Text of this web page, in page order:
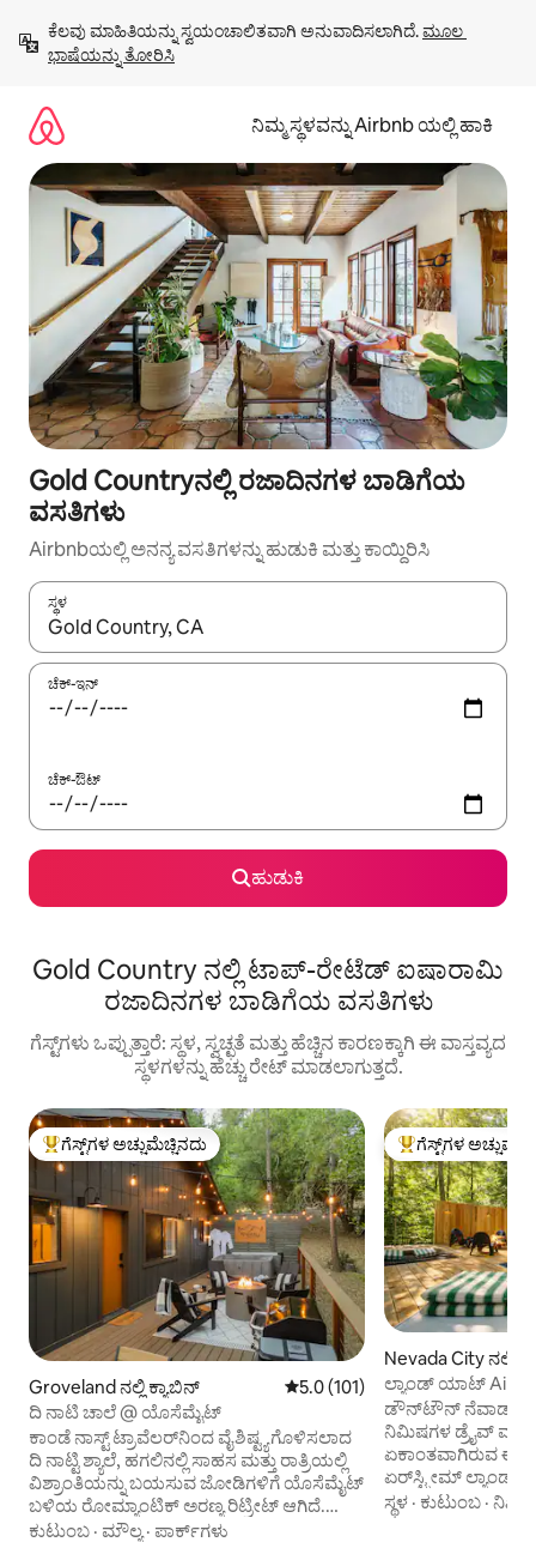
ಹೋಗಿ
ಕೆಲವು ಮಾಹಿತಿಯನ್ನು ಸ್ವಯಂಚಾಲಿತವಾಗಿ ಅನುವಾದಿಸಲಾಗಿದೆ. ಮೂಲ
ಭಾಷೆಯನ್ನು ತೋರಿಸಿ
ನಿಮ್ಮ ಸ್ಥಳವನ್ನು Airbnb ಯಲ್ಲಿ ಹಾಕಿ
Gold Countryನಲ್ಲಿ ರಜಾದಿನಗಳ ಬಾಡಿಗೆಯ
ವಸತಿಗಳು
Airbnbಯಲ್ಲಿ ಅನನ್ಯ ವಸತಿಗಳನ್ನು ಹುಡುಕಿ ಮತ್ತು ಕಾಯ್ದಿರಿಸಿ
ಸ್ಥಳ
ಫಲಿತಾಂಶಗಳು ಲಭ್ಯವಿರುವಾಗ, ಅಪ್ ಮತ್ತು ಡೌನ್ ಬಾಣದ ಕೀಲಿಗಳೊಂದಿಗೆ
ಚೆಕ್-ಇನ್
ಚೆಕ್-ಔಟ್
ಹುಡುಕಿ
Gold Country ನಲ್ಲಿ ಟಾಪ್-ರೇಟೆಡ್ ಐಷಾರಾಮಿ
ರಜಾದಿನಗಳ ಬಾಡಿಗೆಯ ವಸತಿಗಳು
ಗೆಸ್ಟ್‌ಗಳು ಒಪ್ಪುತ್ತಾರೆ: ಸ್ಥಳ, ಸ್ವಚ್ಛತೆ ಮತ್ತು ಹೆಚ್ಚಿನ ಕಾರಣಕ್ಕಾಗಿ ಈ ವಾಸ್ತವ್ಯದ
ಸ್ಥಳಗಳನ್ನು ಹೆಚ್ಚು ರೇಟ್ ಮಾಡಲಾಗುತ್ತದೆ.
ಗೆಸ್ಟ್‌ಗಳಿಗೆ ಅತಿ ಹೆಚ್ಚು ಅಚ್ಚುಮೆಚ್ಚಿನದು
ಗೆಸ್ಟ್‌ಗಳ ಅಚ್ಚುಮೆಚ್ಚಿನದು
Groveland ನಲ್ಲಿ ಕ್ಯಾಬಿನ್ 5 ರಲ್ಲಿ 5.0 ಸರಾಸರಿ ರೇಟಿಂಗ್, 101
5.0 (101)
ದಿ ನಾಟಿ ಚಾಲೆ @ ಯೊಸೆಮೈಟ್
ಕಾಂಡೆ ನಾಸ್ಟ್ ಟ್ರಾವೆಲರ್‌ನಿಂದ ವೈಶಿಷ್ಟ್ಯಗೊಳಿಸಲಾದ
ದಿ ನಾಟ್ಟಿ ಶ್ಯಾಲೆ, ಹಗಲಿನಲ್ಲಿ ಸಾಹಸ ಮತ್ತು ರಾತ್ರಿಯಲ್ಲಿ
ವಿಶ್ರಾಂತಿಯನ್ನು ಬಯಸುವ ಜೋಡಿಗಳಿಗೆ ಯೊಸೆಮೈಟ್
ಬಳಿಯ ರೋಮ್ಯಾಂಟಿಕ್ ಅರಣ್ಯ ರಿಟ್ರೀಟ್ ಆಗಿದೆ.
ಯೊಸೆಮೈಟ್‌ನ ಪ್ರಸಿದ್ಧ ಹಾದಿಗಳಲ್ಲಿ ಪ್ರಯಾಣಿಸಿ,
ಕುಟುಂಬ · ಮೌಲ್ಯ· ಪಾರ್ಕ್‌ಗಳು
ಗೆಸ್ಟ್‌ಗಳಿಗೆ ಅತಿ ಹೆಚ್ಚು
ಗೆಸ್ಟ್‌ಗಳ
Nevada City ನಲ್ಲಿ
ಲ್ಯಾಂಡ್ ಯಾಟ್
ಮತ್ತು ಕ್ರೀಕ್ ಪ್ರವೇಶ
ಡೌನ್‌ಟೌನ್ ನೆವಾಡಾ
ನಿಮಿಷಗಳ ಡ್ರೈವ್
ಏಕಾಂತವಾಗಿರುವ ಈ
ಏರ್‌ಸ್ಟ್ರೀಮ್ ಲ್ಯಾಂಡ್
ಗ್ಲ್ಯಾಂಪಿಂಗ್ ಅನ್ನು ಹೆಚ್ಚಿಸಿದೆ.
ಊಹಿಸಬಹುದಾದ
ಸ್ಥಳ · ಕುಟುಂಬ ·